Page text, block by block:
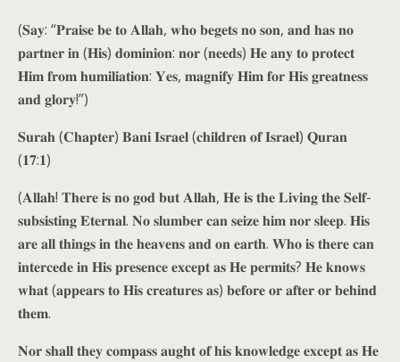
(𝐒𝐚𝐲: “𝐏𝐫𝐚𝐢𝐬𝐞 𝐛𝐞 𝐭𝐨 𝐀𝐥𝐥𝐚𝐡, 𝐰𝐡𝐨 𝐛𝐞𝐠𝐞𝐭𝐬 𝐧𝐨 𝐬𝐨𝐧, 𝐚𝐧𝐝 𝐡𝐚𝐬 𝐧𝐨
𝐩𝐚𝐫𝐭𝐧𝐞𝐫 𝐢𝐧 (𝐇𝐢𝐬) 𝐝𝐨𝐦𝐢𝐧𝐢𝐨𝐧: 𝐧𝐨𝐫 (𝐧𝐞𝐞𝐝𝐬) 𝐇𝐞 𝐚𝐧𝐲 𝐭𝐨 𝐩𝐫𝐨𝐭𝐞𝐜𝐭
𝐇𝐢𝐦 𝐟𝐫𝐨𝐦 𝐡𝐮𝐦𝐢𝐥𝐢𝐚𝐭𝐢𝐨𝐧: 𝐘𝐞𝐬, 𝐦𝐚𝐠𝐧𝐢𝐟𝐲 𝐇𝐢𝐦 𝐟𝐨𝐫 𝐇𝐢𝐬 𝐠𝐫𝐞𝐚𝐭𝐧𝐞𝐬𝐬
𝐚𝐧𝐝 𝐠𝐥𝐨𝐫𝐲!”)
𝐒𝐮𝐫𝐚𝐡 (𝐂𝐡𝐚𝐩𝐭𝐞𝐫) 𝐁𝐚𝐧𝐢 𝐈𝐬𝐫𝐚𝐞𝐥 (𝐜𝐡𝐢𝐥𝐝𝐫𝐞𝐧 𝐨𝐟 𝐈𝐬𝐫𝐚𝐞𝐥) 𝐐𝐮𝐫𝐚𝐧
(𝟏𝟕:𝟏)
(𝐀𝐥𝐥𝐚𝐡! 𝐓𝐡𝐞𝐫𝐞 𝐢𝐬 𝐧𝐨 𝐠𝐨𝐝 𝐛𝐮𝐭 𝐀𝐥𝐥𝐚𝐡, 𝐇𝐞 𝐢𝐬 𝐭𝐡𝐞 𝐋𝐢𝐯𝐢𝐧𝐠 𝐭𝐡𝐞 𝐒𝐞𝐥𝐟-
𝐬𝐮𝐛𝐬𝐢𝐬𝐭𝐢𝐧𝐠 𝐄𝐭𝐞𝐫𝐧𝐚𝐥. 𝐍𝐨 𝐬𝐥𝐮𝐦𝐛𝐞𝐫 𝐜𝐚𝐧 𝐬𝐞𝐢𝐳𝐞 𝐡𝐢𝐦 𝐧𝐨𝐫 𝐬𝐥𝐞𝐞𝐩. 𝐇𝐢𝐬
𝐚𝐫𝐞 𝐚𝐥𝐥 𝐭𝐡𝐢𝐧𝐠𝐬 𝐢𝐧 𝐭𝐡𝐞 𝐡𝐞𝐚𝐯𝐞𝐧𝐬 𝐚𝐧𝐝 𝐨𝐧 𝐞𝐚𝐫𝐭𝐡. 𝐖𝐡𝐨 𝐢𝐬 𝐭𝐡𝐞𝐫𝐞 𝐜𝐚𝐧
𝐢𝐧𝐭𝐞𝐫𝐜𝐞𝐝𝐞 𝐢𝐧 𝐇𝐢𝐬 𝐩𝐫𝐞𝐬𝐞𝐧𝐜𝐞 𝐞𝐱𝐜𝐞𝐩𝐭 𝐚𝐬 𝐇𝐞 𝐩𝐞𝐫𝐦𝐢𝐭𝐬? 𝐇𝐞 𝐤𝐧𝐨𝐰𝐬
𝐰𝐡𝐚𝐭 (𝐚𝐩𝐩𝐞𝐚𝐫𝐬 𝐭𝐨 𝐇𝐢𝐬 𝐜𝐫𝐞𝐚𝐭𝐮𝐫𝐞𝐬 𝐚𝐬) 𝐛𝐞𝐟𝐨𝐫𝐞 𝐨𝐫 𝐚𝐟𝐭𝐞𝐫 𝐨𝐫 𝐛𝐞𝐡𝐢𝐧𝐝
𝐭𝐡𝐞𝐦.
𝐍𝐨𝐫 𝐬𝐡𝐚𝐥𝐥 𝐭𝐡𝐞𝐲 𝐜𝐨𝐦𝐩𝐚𝐬𝐬 𝐚𝐮𝐠𝐡𝐭 𝐨𝐟 𝐡𝐢𝐬 𝐤𝐧𝐨𝐰𝐥𝐞𝐝𝐠𝐞 𝐞𝐱𝐜𝐞𝐩𝐭 𝐚𝐬 𝐇𝐞